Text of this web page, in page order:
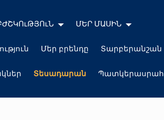
ՄԵՐ ՄԱՍԻՆ
Մեր բրենդը Տարբերանշան
Տեսադարան Պատկերասրահ